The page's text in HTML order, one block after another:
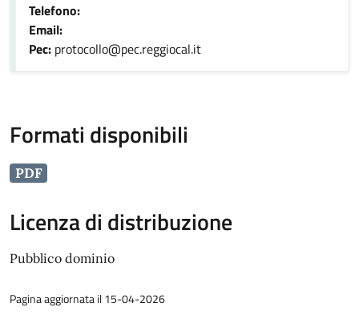
Telefono:
Email:
Pec: protocollo@pec.reggiocal.it
Formati disponibili
PDF
Licenza di distribuzione
Pubblico dominio
Pagina aggiornata il 15-04-2026